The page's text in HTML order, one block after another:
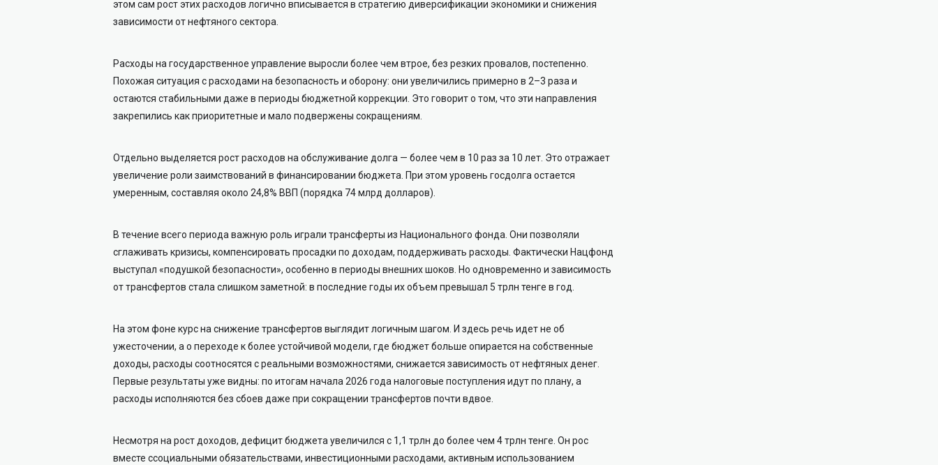
этом сам рост этих расходов логично вписывается в стратегию диверсификации экономики и снижения
зависимости от нефтяного сектора.
Расходы на государственное управление выросли более чем втрое, без резких провалов, постепенно.
Похожая ситуация с расходами на безопасность и оборону: они увеличились примерно в 2–3 раза и
остаются стабильными даже в периоды бюджетной коррекции. Это говорит о том, что эти направления
закрепились как приоритетные и мало подвержены сокращениям.
Отдельно выделяется рост расходов на обслуживание долга — более чем в 10 раз за 10 лет. Это отражает
увеличение роли заимствований в финансировании бюджета. При этом уровень госдолга остается
умеренным, составляя около 24,8% ВВП (порядка 74 млрд долларов).
В течение всего периода важную роль играли трансферты из Национального фонда. Они позволяли
сглаживать кризисы, компенсировать просадки по доходам, поддерживать расходы. Фактически Нацфонд
выступал «подушкой безопасности», особенно в периоды внешних шоков. Но одновременно и зависимость
от трансфертов стала слишком заметной: в последние годы их объем превышал 5 трлн тенге в год.
На этом фоне курс на снижение трансфертов выглядит логичным шагом. И здесь речь идет не об
ужесточении, а о переходе к более устойчивой модели, где бюджет больше опирается на собственные
доходы, расходы соотносятся с реальными возможностями, снижается зависимость от нефтяных денег.
Первые результаты уже видны: по итогам начала 2026 года налоговые поступления идут по плану, а
расходы исполняются без сбоев даже при сокращении трансфертов почти вдвое.
Несмотря на рост доходов, дефицит бюджета увеличился с 1,1 трлн до более чем 4 трлн тенге. Он рос
вместе ссоциальными обязательствами, инвестиционными расходами, активным использованием